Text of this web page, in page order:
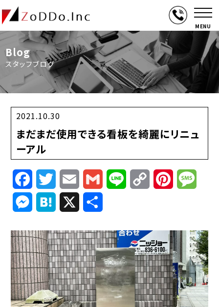
MENU
Blog
スタッフブログ
2021.10.30
まだまだ使用できる看板を綺麗にリニュ
ーアル
FacebookTwitterEmail Gmail Line
Copy
Link
Pinterest
Messenger
Hatena